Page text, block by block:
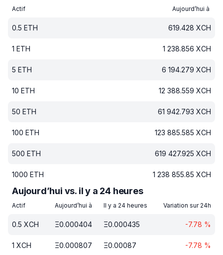
Actif Aujourd’hui à
0.5 ETH 619.428 XCH
1 ETH 1 238.856 XCH
5 ETH 6 194.279 XCH
10 ETH 12 388.559 XCH
50 ETH 61 942.793 XCH
100 ETH 123 885.585 XCH
500 ETH 619 427.925 XCH
1000 ETH 1 238 855.85 XCH
Aujourd’hui vs. il y a 24 heures
Actif Aujourd’hui à Il y a 24 heures Variation sur 24h
0.5 XCH Ξ0.000404 Ξ0.000435 -7.78 %
1 XCH Ξ0.000807 Ξ0.00087 -7.78 %